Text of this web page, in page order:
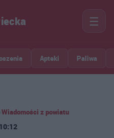
☰
Apteki Paliwa
Wiadomości z powiatu